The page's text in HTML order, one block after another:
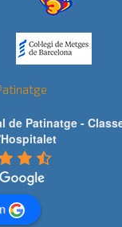
de Patinatge -